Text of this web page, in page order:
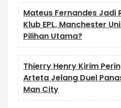
Mateus Fernandes Jadi
Klub EPL, Manchester
Pilihan Utama?
Thierry Henry Kirim
Arteta Jelang Duel
Man City